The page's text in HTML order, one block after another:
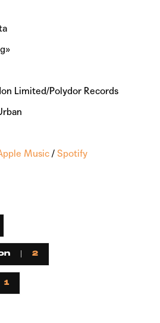
Limited/Polydor Records
Music /Spotify
2
1